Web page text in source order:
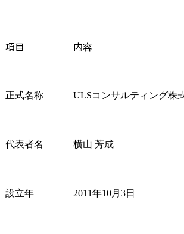
項目 内容
正式名称 ULSコンサルティング株
代表者名 横山 芳成
設立年 2011年10月3日